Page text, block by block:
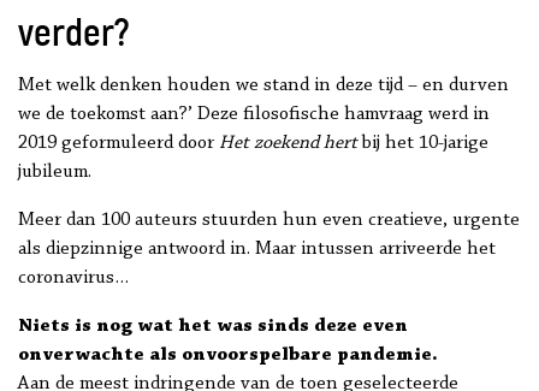
verder?
Met welk denken houden we stand in deze tijd – en durven
we de toekomst aan?’ Deze filosofische hamvraag werd in
2019 geformuleerd door Het zoekend hertbij het 10-jarige
jubileum.
Meer dan 100 auteurs stuurden hun even creatieve, urgente
als diepzinnige antwoord in. Maar intussen arriveerde het
coronavirus…
Niets is nog wat het was sinds deze even
onverwachte als onvoorspelbare pandemie.
Aan de meest indringende van de toen geselecteerde